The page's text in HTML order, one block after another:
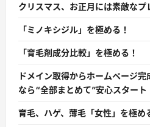
クリスマス、お正月には素敵な
「ミノキシジル」を極める！
「育毛剤成分比較」を極める！
ドメイン取得からホームページ
なら“全部まとめて”安心スタート
育毛、ハゲ、薄毛「女性」を極め